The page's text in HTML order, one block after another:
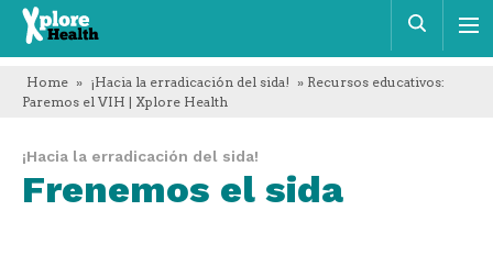
Xplore
Health
Home » ¡Hacia la erradicación del sida! » Recursos educativos:
Paremos el VIH | Xplore Health
¡Hacia la erradicación del sida!
Frenemos el sida